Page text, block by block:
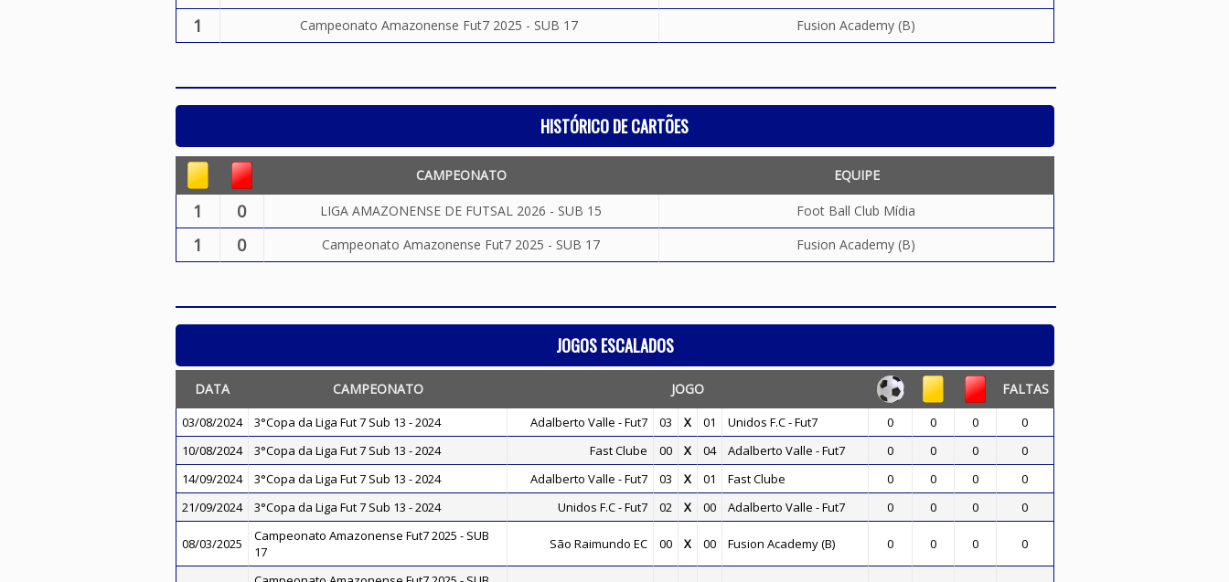
1 Campeonato Amazonense Fut7 2025 - SUB 17 Fusion Academy (B)
HISTÓRICO DE CARTÕES
CAMPEONATO EQUIPE
1 0 LIGA AMAZONENSE DE FUTSAL 2026 - SUB 15 Foot Ball Club Mídia
1 0 Campeonato Amazonense Fut7 2025 - SUB 17 Fusion Academy (B)
JOGOS ESCALADOS
DATA CAMPEONATO JOGO FALTAS
03/08/2024 3°Copa da Liga Fut 7 Sub 13 - 2024 Adalberto Valle - Fut7 03 X 01 Unidos F.C - Fut7 0 0 0
0
10/08/2024
3°Copa da Liga Fut 7 Sub 13 - 2024 Fast Clube 00 X 04 Adalberto Valle - Fut7 0 0 0
0
14/09/2024
3°Copa da Liga Fut 7 Sub 13 - 2024 Adalberto Valle - Fut7 03 X 01 Fast Clube 0 0 0
0
21/09/2024
3°Copa da Liga Fut 7 Sub 13 - 2024 Unidos F.C - Fut7 02 X 00 Adalberto Valle - Fut7 0 0 0 0
08/03/2025
Campeonato Amazonense Fut7 2025 - SUB
17
São Raimundo EC 00 X 00 Fusion Academy (B) 0 0 0 0